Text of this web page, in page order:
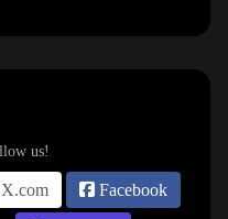
X.com Facebook